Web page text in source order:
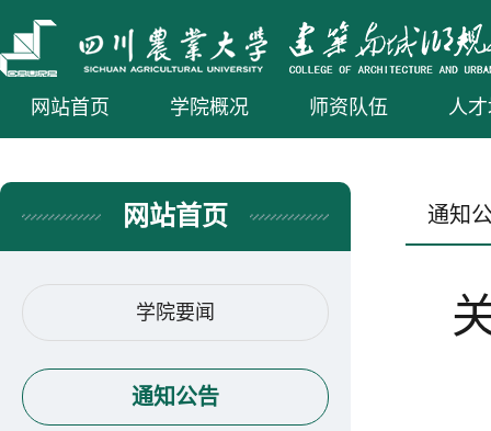
网站首页 学院概况 师资队伍 人
网站首页
学院要闻
通知公告
通知